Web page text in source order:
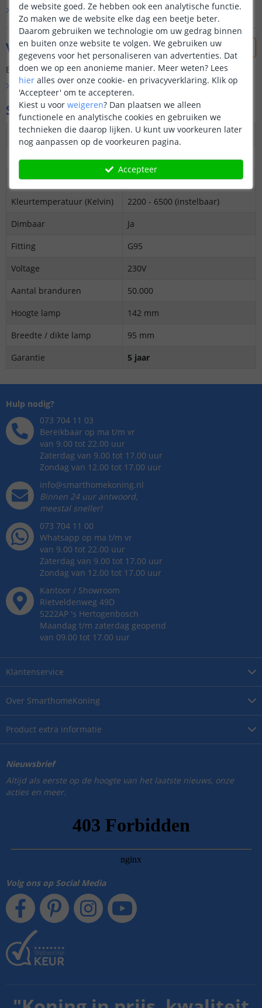
Bekijk alle 0 reviews
Vraag & antwoord
Er is nog geen vraag gesteld over dit product.
Bekijk alle Vraag & antwoord
Specificaties
Kleur
Dual White: warm en koud wit
Vergelijkbaar met
Gloeilamp 50 watt
Kleurtemperatuur (Kelvin)
2200 - 6500 (instelbaar)
Dimbaar
Ja
Fitting
G95
Voltage
230V
Aantal branduren
50.000
Hoogte lamp
142 mm
Breedte / dikte lamp
95 mm
Garantie
5 jaar
Over SmarthomeKoning
Product extra informatie
Klantenservice
Hulp nodig?
073 704 11 03
Bereikbaar op ma t/m vr
van 9.00 tot 22.00 uur
Zaterdag van 9.00 tot 17.00 uur
Zondag van 12.00 tot 17.00 uur
info@smarthomekoning.nl
Binnen 24 uur antwoord,
meestal sneller!
073 704 11 00
Whatsapp op ma t/m vr
van 9.00 tot 22.00 uur
Zaterdag van 9.00 tot 17.00 uur
Zondag van 12.00 tot 17.00 uur
Kantoor / Showroom
Rietveldenweg 49D
5222AP 's Hertogenbosch
Maandag t/m zaterdag geopend
van 09.00 tot 17.00 uur
Nieuwsbrief
Altijd als eerste op de hoogte van het laatste nieuws, onze
acties en meer.
Volg ons op Social Media
de website goed. Ze hebben ook een analytische functie.
Zo maken we de website elke dag een beetje beter.
Daarom gebruiken we technologie om uw gedrag binnen
en buiten onze website te volgen. We gebruiken uw
gegevens voor het personaliseren van advertenties. Dat
doen we op een anonieme manier. Meer weten? Lees
hier alles over onze cookie- en privacyverklaring. Klik op
'Accepteer' om te accepteren.
Kiest u voor weigeren? Dan plaatsen we alleen
functionele en analytische cookies en gebruiken we
technieken die daarop lijken. U kunt uw voorkeuren later
nog aanpassen op de voorkeuren pagina.
Accepteer